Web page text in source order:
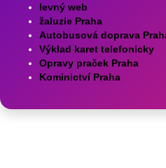
levný web
žaluzie Praha
Autobusová doprava
Výklad karet telefonicky
Opravy praček Praha
Kominictví Praha